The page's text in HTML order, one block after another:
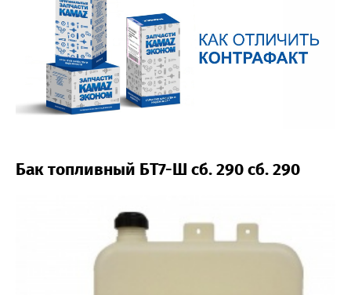
Бак топливный БТ7-Ш сб. 290 сб. 290